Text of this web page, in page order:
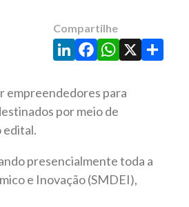
Compartilhe
LinkedIn
Facebook
WhatsApp
X Share
empreendedores para
por meio de
edital.
presencialmente toda a
e Inovação (SMDEI),